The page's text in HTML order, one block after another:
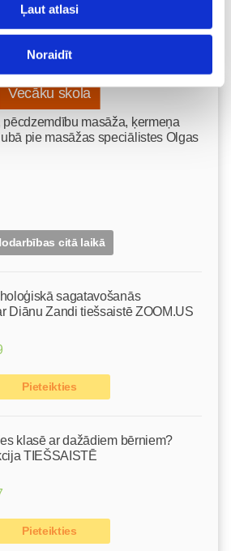
Ļaut atlasi
Noraidīt
Vecāku skola
masāža, ķermeņa
pie masāžas speciālistes Olgas
citā laikā
sagatavošanās
Diānu Zandi tiešsaistē ZOOM.US
Pieteikties
klasē ar dažādiem bērniem?
TIEŠSAISTĒ
Pieteikties